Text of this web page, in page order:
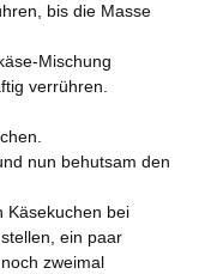
bis die Masse
Mischung
verrühren.
nun behutsam den
Käsekuchen bei
ein paar
zweimal